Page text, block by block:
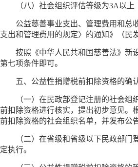
（八）社会组织评估等级为3A以
公益慈善事业支出、管理费用和总
支出和管理费用的规定〉的通知》（民
按照《中华人民共和国慈善法》新
第七项条件即可。
五、公益性捐赠税前扣除资格的确
（一）在民政部登记注册的社会
前扣除资格进行核实，提出初步意见。
前扣除资格的社会组织名单，并发布公告
（二）在省级和省级以下民政部
定执行。